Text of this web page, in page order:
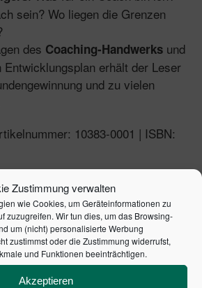
Zustimmung verwalten
wie Cookies, um Geräteinformationen zu
zuzugreifen. Wir tun dies, um das Browsing-
um (nicht) personalisierte Werbung
zustimmst oder die Zustimmung widerrufst,
und Funktionen beeinträchtigen.
Akzeptieren
sein? Wo liegen die Grenzen
des Coaching-Handwerks und
Entwicklungsplan erhält der Leser
und zu vielen
10383-0001 | ISBN: